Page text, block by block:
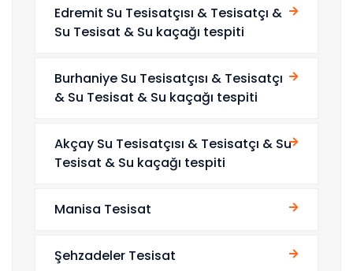
Edremit Su Tesisatçısı & Tesisatçı &
Su Tesisat & Su kaçağı tespiti
Burhaniye Su Tesisatçısı & Tesisatçı
& Su Tesisat & Su kaçağı tespiti
Akçay Su Tesisatçısı & Tesisatçı & Su
Tesisat & Su kaçağı tespiti
Manisa Tesisat
Şehzadeler Tesisat